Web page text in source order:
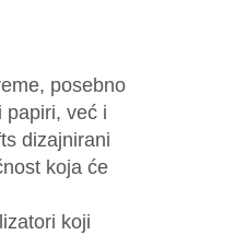
posebno
papiri, već i
dizajnirani
koja će
koji